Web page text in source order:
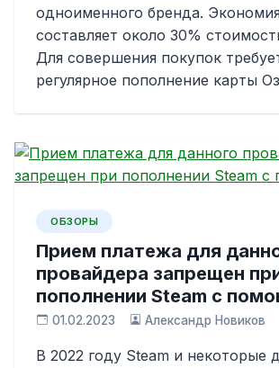
одноименного бренда.
составляет около 30%
Для совершения покупок
регулярное пополнение карты
ОБЗОРЫ
Прием платежа для
провайдера запрещен
пополнении Steam с
01.02.2023 Александр Новиков
В 2022 году Steam и некоторые